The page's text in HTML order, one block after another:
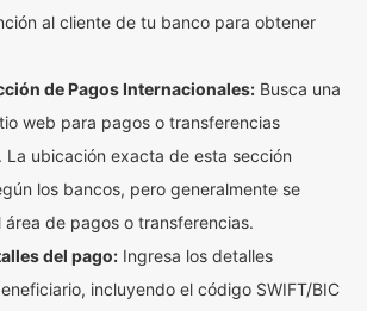
al cliente de tu banco para obtener
de Pagos Internacionales: Busca una
web para pagos o transferencias
La ubicación exacta de esta sección
los bancos, pero generalmente se
área de pagos o transferencias.
del pago: Ingresa los detalles
incluyendo el código SWIFT/BIC